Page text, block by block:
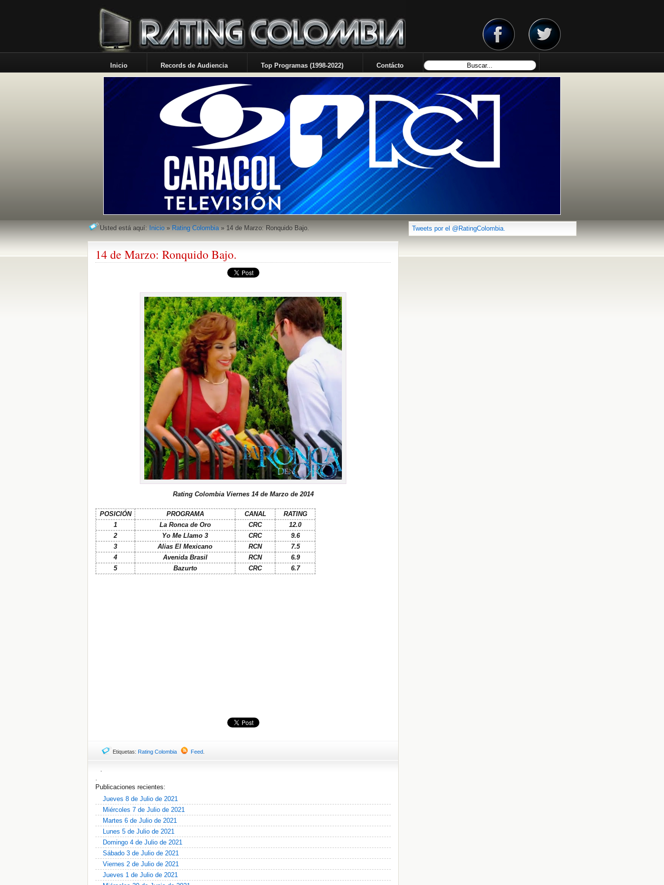
Inicio Records de Audiencia Top Programas (1998-2022) Contácto
Usted está aquí: Inicio » Rating Colombia» 14 de Marzo: Ronquido Bajo.
14 de Marzo: Ronquido Bajo.
Rating Colombia Viernes 14 de Marzo de 2014
POSICIÓN PROGRAMA CANAL
RATING
1
La Ronca de Oro CRC
12.0
2
Yo Me Llamo 3 CRC
9.6
3
Alias El Mexicano RCN
7.5
4
Avenida Brasil RCN
6.9
5
Bazurto CRC 6.7
Etiquetas: Rating Colombia Feed
.
.
Publicaciones recientes:
Jueves 8 de Julio de 2021
Miércoles 7 de Julio de 2021
Martes 6 de Julio de 2021
Lunes 5 de Julio de 2021
Domingo 4 de Julio de 2021
Sábado 3 de Julio de 2021
Viernes 2 de Julio de 2021
Jueves 1 de Julio de 2021
Tweets por el @RatingColombia.